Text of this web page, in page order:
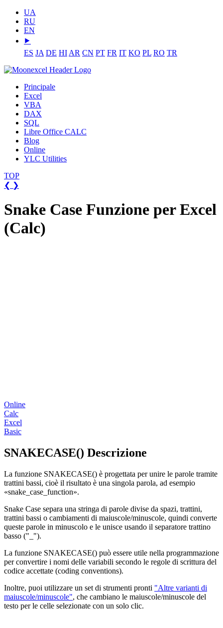
UA
RU
EN
⯈
ES JA DE HI AR CN PT FR IT KO PL RO TR
Principale
Excel
VBA
DAX
SQL
Libre Office CALC
Blog
Online
YLC Utilities
TOP
❮ ❯
Snake Case Funzione per Excel
(Calc)
Online
Calc
Excel
Basic
SNAKECASE() Descrizione
La funzione SNAKECASE() è progettata per unire le parole tramite
trattini bassi, cioè il risultato è una singola parola, ad esempio
«snake_case_function».
Snake Case separa una stringa di parole divise da spazi, trattini,
trattini bassi o cambiamenti di maiuscole/minuscole, quindi converte
queste parole in minuscolo e le unisce usando il separatore trattino
basso ("_").
La funzione SNAKECASE() può essere utile nella programmazione
per convertire i nomi delle variabili secondo le regole di scrittura del
codice accettate (coding conventions).
Inoltre, puoi utilizzare un set di strumenti pronti "Altre varianti di
maiuscole/minuscole", che cambiano le maiuscole/minuscole del
testo per le celle selezionate con un solo clic.